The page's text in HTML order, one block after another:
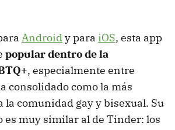
Androidy para iOS, esta app
popular dentro de la
, especialmente entre
consolidado como la más
la comunidad gay y bisexual. Su
muy similar al de Tinder: los